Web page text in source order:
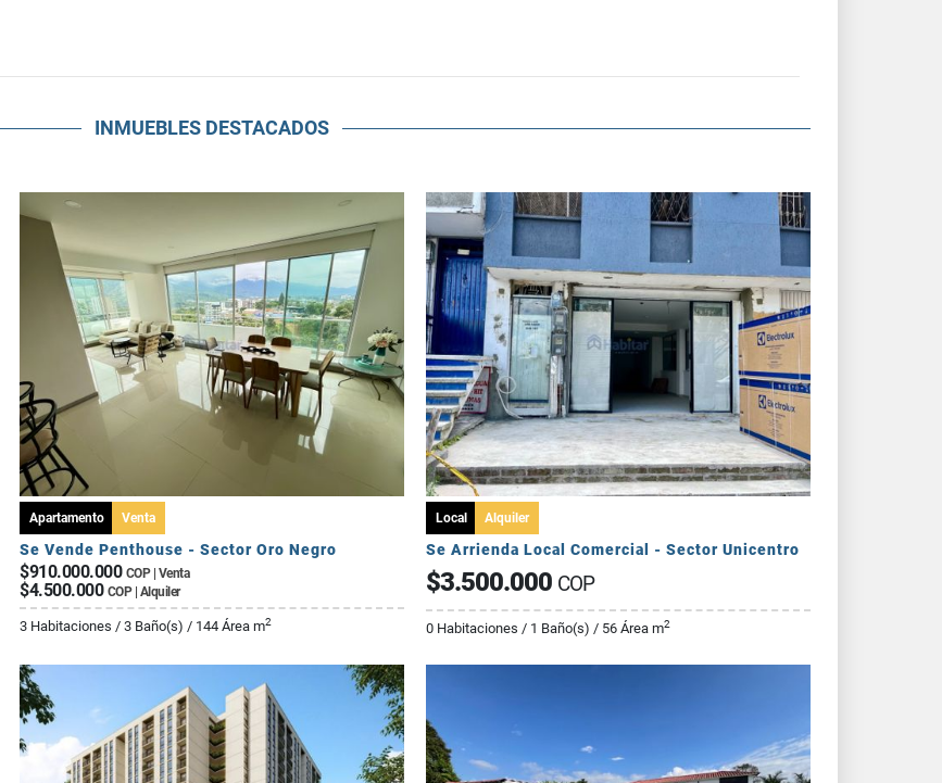
INMUEBLES DESTACADOS
Apartamento Venta
Se Vende Penthouse - Sector Oro Negro
$910.000.000 COP | Venta
$4.500.000 COP | Alquiler
3 Habitaciones / 3 Baño(s) / 144 Área m2
Local Alquiler
Se Arrienda Local Comercial - Sector Unicentro
$3.500.000 COP
0 Habitaciones / 1 Baño(s) / 56 Área m2